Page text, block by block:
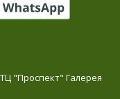
"Проспект" Галерея